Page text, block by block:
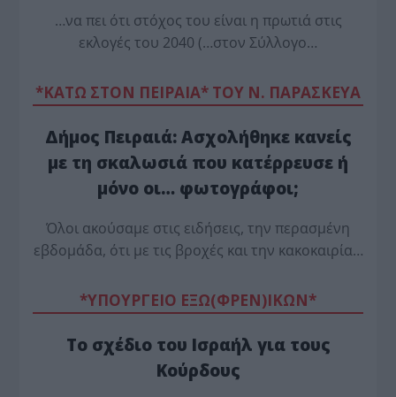
…να πει ότι στόχος του είναι η πρωτιά στις
εκλογές του 2040 (…στον Σύλλογο…
*ΚΑΤΩ ΣΤΟΝ ΠΕΙΡΑΙΑ* ΤΟΥ Ν. ΠΑΡΑΣΚΕΥΑ
Δήμος Πειραιά: Ασχολήθηκε κανείς
με τη σκαλωσιά που κατέρρευσε ή
μόνο οι… φωτογράφοι;
Όλοι ακούσαμε στις ειδήσεις, την περασμένη
εβδομάδα, ότι με τις βροχές και την κακοκαιρία…
*ΥΠΟΥΡΓΕΙΟ ΕΞΩ(ΦΡΕΝ)ΙΚΩΝ*
Το σχέδιο του Ισραήλ για τους
Κούρδους